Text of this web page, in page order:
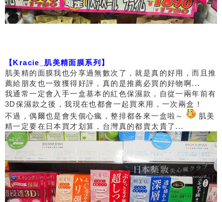
【Kracie_肌美精面膜系列】
肌美精的面膜我也分享過無數次了，就是真的好用，而且推
薦給朋友也一致獲得好評，真的是推薦必買的好物啊...
我通常一定會入手一盒基本的紅色保濕款，自從一兩年前有
3D保濕款之後，我現在也都會一起買來用，一次兩盒！
不過，偶爾也是會失個心瘋，整排都各來一盒啦～
肌美
精一定要在日本買才划算，台灣真的都賣太貴了...